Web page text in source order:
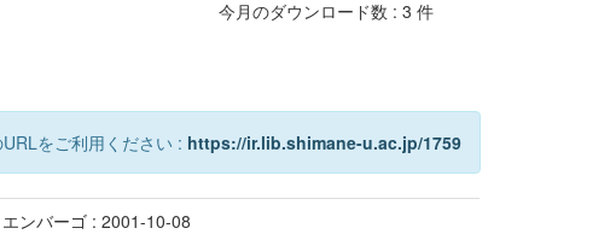
今月のダウンロード数 :3 件
をご利用ください : https://ir.lib.shimane-u.ac.jp/1759
エンバーゴ : 2001-10-08